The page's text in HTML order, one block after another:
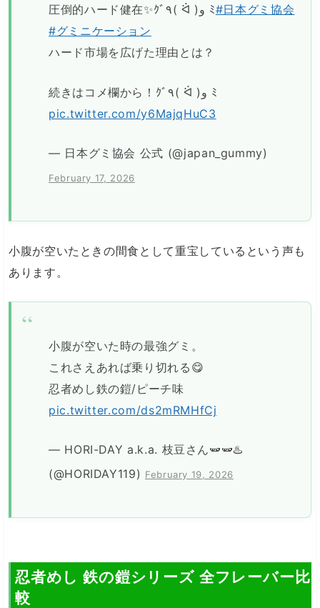
圧倒的ハード健在✨ｸﾞ٩( ᐛ )و ﾐ#日本グミ協会
#グミニケーション
ハード市場を広げた理由とは？
続きはコメ欄から！ｸﾞ٩( ᐛ )و ﾐ
pic.twitter.com/y6MajqHuC3
— 日本グミ協会 公式 (@japan_gummy)
February 17, 2026
小腹が空いたときの間食として重宝しているという声も
あります。
小腹が空いた時の最強グミ。
これさえあれば乗り切れる😋
忍者めし鉄の鎧/ピーチ味
pic.twitter.com/ds2mRMHfCj
— HORI-DAY a.k.a. 枝豆さん🫛🫛♨️
(@HORIDAY119) February 19, 2026
忍者めし 鉄の鎧シリーズ 全フレーバー比
較